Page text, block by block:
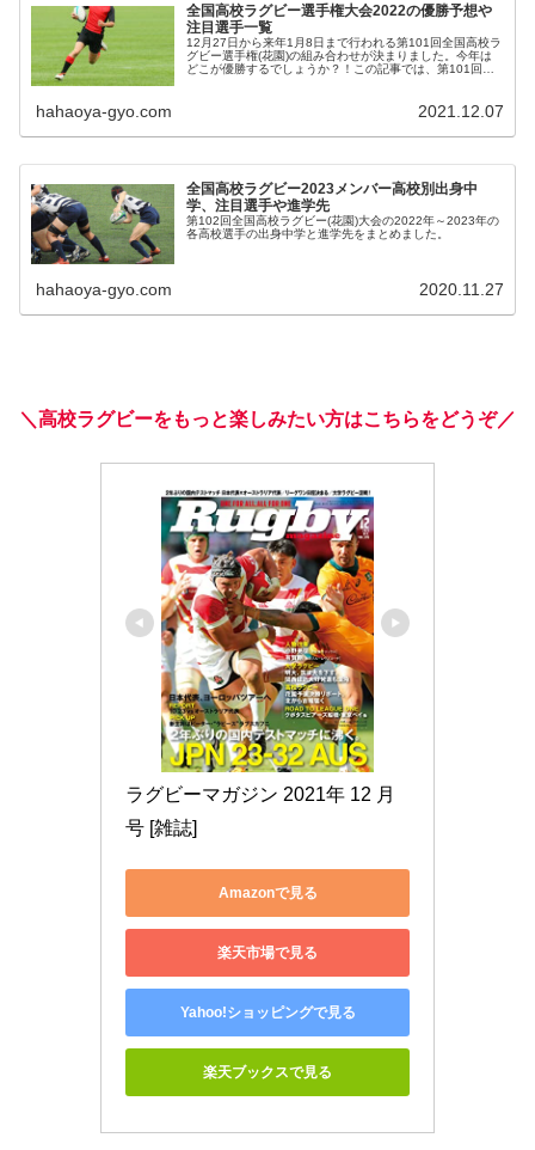
全国高校ラグビー選手権大会2022の優勝予想や
注目選手一覧
12月27日から来年1月8日まで行われる第101回全国高校ラ
グビー選手権(花園)の組み合わせが決まりました。今年は
どこが優勝するでしょうか？！この記事では、第101回全
hahaoya-gyo.com 2021.12.07
全国高校ラグビー2023メンバー高校別出身中
学、注目選手や進学先
第102回全国高校ラグビー(花園)大会の2022年～2023年の
各高校選手の出身中学と進学先をまとめました。
hahaoya-gyo.com 2020.11.27
＼高校ラグビーをもっと楽しみたい方はこちらをどうぞ／
ラグビーマガジン 2021年 12 月
号 [雑誌]
Amazonで見る
楽天市場で見る
Yahoo!ショッピングで見る
楽天ブックスで見る